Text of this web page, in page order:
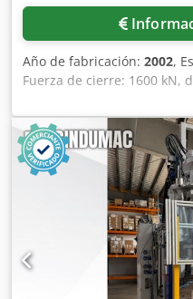
Año de fabricación: 2002,
Fuerza de cierre: 1600 kN,
570x520 mm, dimensiones
810x805 mm, diámetro
diámetro de la mesa
instalación: 300 mm,
de apertura: 84 kN,
libre máximo: 950 mm,
carrera del expulsor: 200
aceite: 400 l, potencia
presión hidráulica de
Unilog B4, peso: 7,8 t. Es
Dcodpfx Afjy T Sdzs Ajk